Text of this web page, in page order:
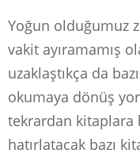
Yoğun olduğumuz
vakit ayıramamış
uzaklaştıkça da
okumaya dönüş
tekrardan kitaplara
hatırlatacak bazı